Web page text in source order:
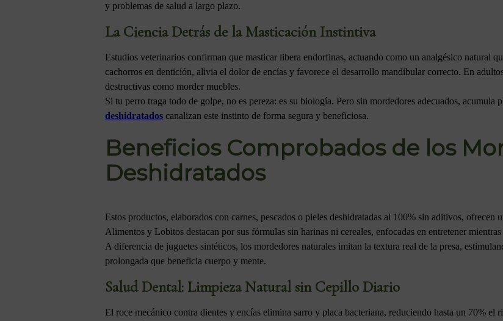
y problemas de salud a largo plazo.
La Ciencia Detrás de la Masticación Instintiva
Estudios veterinarios confirman que masticar libera endorfinas, actuando como un analgésico natural
cachorros en dentición, alivia el dolor de encías y favorece el desarrollo mandibular correcto. En
destructivas como morder muebles.
Si tu perro traga todo de golpe, no es pereza: es su biología. Pero sin mordedores adecuados, acumula
deshidratados canalizan este instinto de forma segura y beneficiosa.
Beneficios Comprobados de los
Deshidratados
Estos productos, elaborados con carnes, pescados o pieles deshidratadas al 100% sin aditivos,
Alimentos y Lobitos destacan por sus fórmulas sin harinas ni cereales, enfocadas en entretener
A diferencia de juguetes sintéticos, los mordedores naturales imitan la textura real de la presa,
prolongada que beneficia cuerpo y mente.
Salud Dental: Limpieza Natural sin Cepillo Diario
El roce mecánico contra dientes y encías elimina sarro y placa bacteriana, reduciendo hasta un 70% el